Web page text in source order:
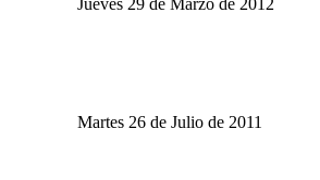
Martes 26 de Julio de 2011